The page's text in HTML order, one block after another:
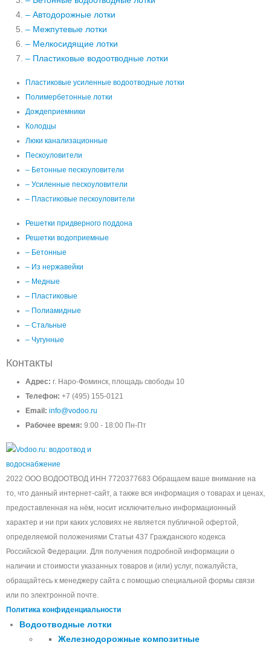
– Автодорожные лотки
– Межпутевые лотки
– Мелкосидящие лотки
– Пластиковые водоотводные лотки
Пластиковые усиленные водоотводные лотки
Полимербетонные лотки
Дождеприемники
Колодцы
Люки канализационные
Пескоуловители
– Бетонные пескоуловители
– Усиленные пескоуловители
– Пластиковые пескоуловители
Решетки придверного поддона
Решетки водоприемные
– Бетонные
– Из нержавейки
– Медные
– Пластиковые
– Полиамидные
– Стальные
– Чугунные
Контакты
Адрес: г. Наро-Фоминск, площадь свободы 10
Телефон: +7 (495) 155-0121
Email: info@vodoo.ru
Рабочее время: 9:00 - 18:00 Пн-Пт
2022 ООО ВОДООТВОД ИНН 7720377683 Обращаем ваше внимание на
то, что данный интернет-сайт, а также вся информация о товарах и ценах,
предоставленная на нём, носит исключительно информационный
характер и ни при каких условиях не является публичной офертой,
определяемой положениями Статьи 437 Гражданского кодекса
Российской Федерации. Для получения подробной информации о
наличии и стоимости указанных товаров и (или) услуг, пожалуйста,
обращайтесь к менеджеру сайта с помощью специальной формы связи
или по электронной почте.
Политика конфиденциальности
Водоотводные лотки
Железнодорожные композитные